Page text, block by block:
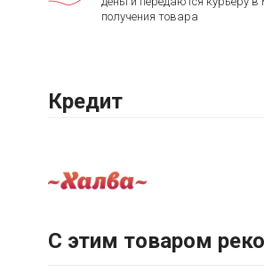
получения товара
Кредит
С этим товаром